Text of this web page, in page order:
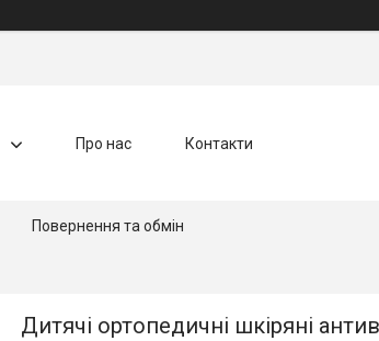
Про нас Контакти
Повернення та обмін
Дитячі ортопедичні шкіряні